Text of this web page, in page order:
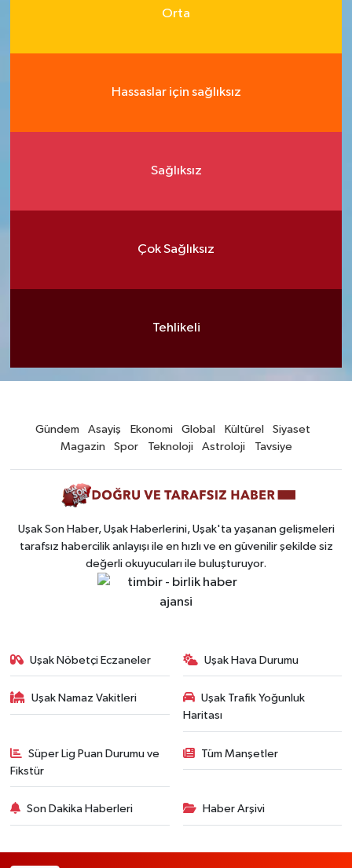
Orta
Hassaslar için sağlıksız
Sağlıksız
Çok Sağlıksız
Tehlikeli
Gündem Asayiş Ekonomi Global Kültürel
Siyaset
Magazin
Spor Teknoloji Astroloji Tavsiye
Uşak Son Haber, Uşak Haberlerini, Uşak'ta yaşanan gelişmeleri
tarafsız habercilik anlayışı ile en hızlı ve en güvenilir şekilde siz
değerli okuyucuları ile buluşturuyor.
Uşak Nöbetçi Eczaneler Uşak Hava Durumu
Uşak Namaz Vakitleri
Uşak Trafik Yoğunluk
Haritası
Süper Lig Puan Durumu ve
Fikstür
Tüm Manşetler
Son Dakika Haberleri Haber Arşivi